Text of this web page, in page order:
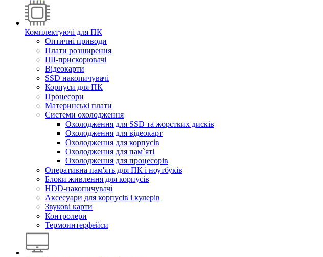
Комплектуючі для ПК
Оптичні приводи
Плати розширення
ШІ-прискорювачі
Відеокарти
SSD накопичувачі
Корпуси для ПК
Процесори
Материнські плати
Системи охолодження
Охолодження для SSD та жорстких дисків
Охолодження для відеокарт
Охолодження для корпусів
Охолодження для пам`яті
Охолодження для процесорів
Оперативна пам'ять для ПК і ноутбуків
Блоки живлення для корпусів
HDD-накопичувачі
Аксесуари для корпусів і кулерів
Звукові карти
Контролери
Термоинтерфейси